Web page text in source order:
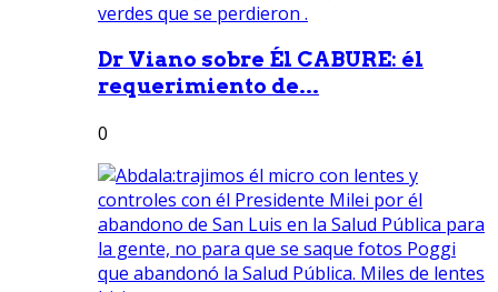
Dr Viano sobre Él CABURE: él
requerimiento de...
0